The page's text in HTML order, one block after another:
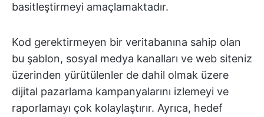
basitleştirmeyi amaçlamaktadır.
Kod gerektirmeyen bir veritabanına sahip olan
bu şablon, sosyal medya kanalları ve web siteniz
üzerinden yürütülenler de dahil olmak üzere
dijital pazarlama kampanyalarını izlemeyi ve
raporlamayı çok kolaylaştırır. Ayrıca, hedef